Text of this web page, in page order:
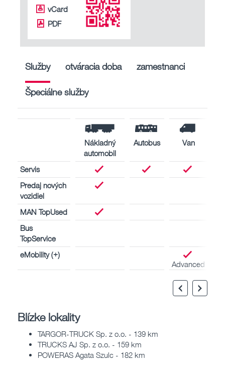
vCard
PDF
Služby otváracia doba zamestnanci
Špeciálne služby
Nákladný
automobil
Autobus Van
Servis
Predaj nových
vozidiel
MAN TopUsed
Bus
TopService
eMobility (+)
Advanced
Blízke lokality
TARGOR-TRUCK Sp. z o.o. - 139 km
TRUCKS AJ Sp. z o.o. - 159 km
POWERAS Agata Szulc - 182 km